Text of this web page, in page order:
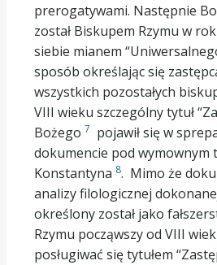
prerogatywami. Następnie
został Biskupem Rzymu w
siebie mianem
sposób określając się
wszystkich pozostałych
VIII wieku szczególny tytuł
Bożego 7 pojawił się w
dokumencie pod wymownym
Konstantyna 8. Mimo że
analizy filologicznej
określony został jako
Rzymu począwszy od VIII
posługiwać się tytułem